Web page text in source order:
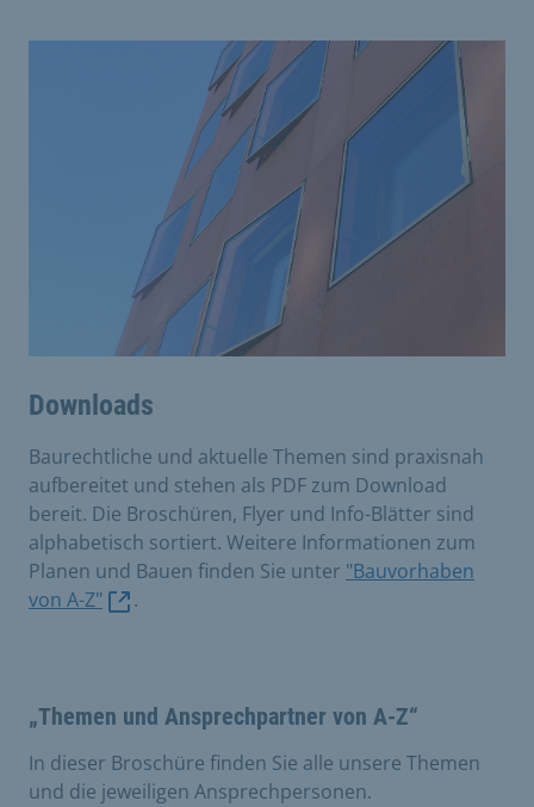
Downloads
Baurechtliche und aktuelle Themen sind praxisnah
aufbereitet und stehen als PDF zum Download
bereit. Die Broschüren, Flyer und Info-Blätter sind
alphabetisch sortiert. Weitere Informationen zum
Planen und Bauen finden Sie unter "Bauvorhaben
von A-Z"
.
„Themen und Ansprechpartner von A-Z“
In dieser Broschüre finden Sie alle unsere Themen
und die jeweiligen Ansprechpersonen.